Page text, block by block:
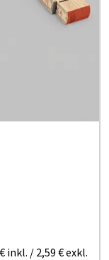
inkl. / 2,59 €exkl.